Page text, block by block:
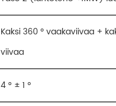
Kaksi 360 ° vaakaviivaa +
viivaa
4 ° ± 1 °